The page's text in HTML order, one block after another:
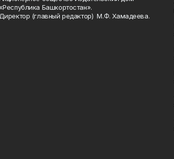
«Республика Башкортостан».
Директор (главный редактор) М.Ф. Хамадеева.